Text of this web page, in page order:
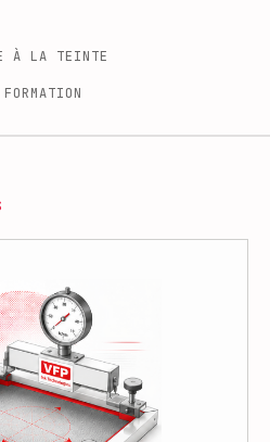
À LA TEINTE
FORMATION